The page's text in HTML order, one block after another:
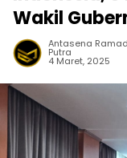
Wakil
Antasena
Putra
4 Maret, 2025